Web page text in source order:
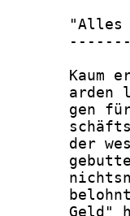
"Alles
Kaum
arden
gen
der
Geld"